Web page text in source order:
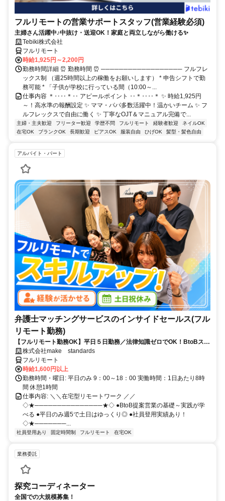
フルリモートの営業サポートスタッフ(営業経験必須)
主婦さん活躍中♪中抜け・送迎OK！家庭と両立しながら働ける✨
Tebiki株式会社
フルリモート
時給1,925円～2,200円
勤務時間詳細 ⏰ 勤務時間 ⏰ ────────────────── フルフレ
ックス制 （週25時間以上の稼働をお願いします） * 申告シフトで勤
務可能 * 「子供が学校に行っている間（10:00～...
仕事内容 ＊‥‥＊‥ アピールポイント ‥＊‥‥＊ ✨ 時給1,925円
～！高水準の報酬設定 ✨ ママ・パパ多数活躍中！温かいチーム ✨ フ
ルフレックスで自由に働く ✨ 丁寧なOJT＆マニュアル完備で...
主婦・主夫歓迎 フリーター歓迎 学歴不問 フルリモート 経験者歓迎
ネイルOK
在宅OK
ブランクOK 長期歓迎 ピアスOK 服装自由 ひげOK 髪型・髪色自由
アルバイト・パート
弁護士マッチングサービスのインサイドセールス(フル
リモート勤務)
【フルリモート勤務OK】平日５日勤務／法律知識ゼロでOK！BtoBスキ
ルが身につく営業職
株式会社make standards
フルリモート
時給1,600円以上
勤務時間・曜日: 平日のみ 9：00～18：00 実働時間：1日あたり8時
間 休憩1時間
仕事内容: ＼＼在宅型リモートワーク ／／
◇★───────────────★◇ ●BtoB提案営業の基礎～実践が学
べる ●平日のみ週5で土日はゆっくり◎ ●社員登用実績あり！
◇★───────...
社員登用あり 固定時間制 フルリモート 在宅OK
業務委託
探究コーディネーター
全国での大規模募集！